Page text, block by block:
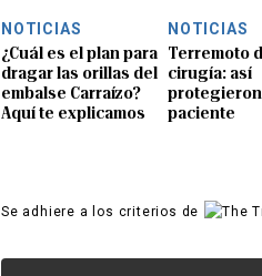
NOTICIAS
¿Cuál es el plan para
dragar las orillas del
embalse Carraízo?
Aquí te explicamos
NOTICIAS
Terremoto
cirugía: así
paciente
Se adhiere a los criterios de